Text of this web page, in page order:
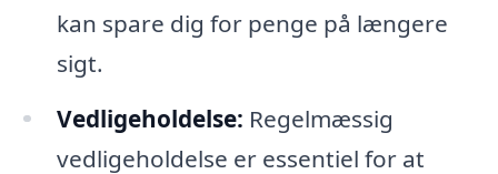
kan spare dig for penge på længere
sigt.
Vedligeholdelse: Regelmæssig
vedligeholdelse er essentiel for at